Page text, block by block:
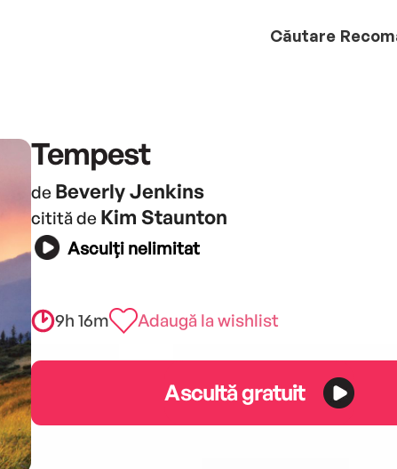
Căutare
Tempest
de Beverly Jenkins
citită de Kim Staunton
Asculți nelimitat
9h 16m Adaugă la wishlist
Ascultă gratuit